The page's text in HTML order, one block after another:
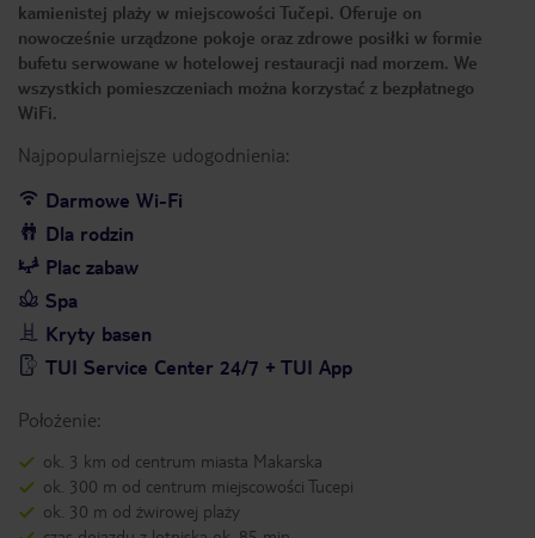
kamienistej plaży w miejscowości Tučepi. Oferuje on
nowocześnie urządzone pokoje oraz zdrowe posiłki w formie
bufetu serwowane w hotelowej restauracji nad morzem. We
wszystkich pomieszczeniach można korzystać z bezpłatnego
WiFi.
Najpopularniejsze udogodnienia:
Darmowe Wi-Fi
Dla rodzin
Plac zabaw
Spa
Kryty basen
TUI Service Center 24/7 + TUI App
Położenie:
ok. 3 km od centrum miasta Makarska
ok. 300 m od centrum miejscowości Tucepi
ok. 30 m od żwirowej plaży